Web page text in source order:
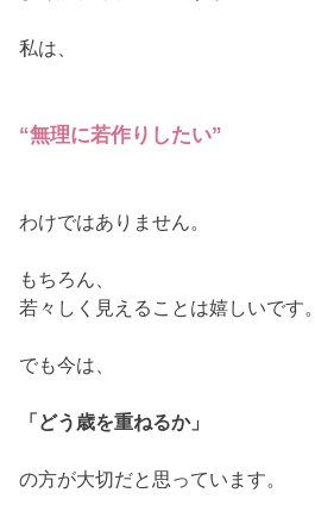
私は、
“無理に若作りしたい”
わけではありません。
もちろん、
若々しく見えることは嬉しいです。
でも今は、
「どう歳を重ねるか」
の方が大切だと思っています。